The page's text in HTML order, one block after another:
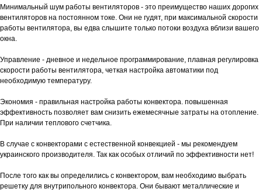
Минимальный шум работы вентиляторов - это преимущество наших дорогих
вентиляторов на постоянном токе. Они не гудят, при максимальной скорости
работы вентилятора, вы едва слышите только потоки воздуха вблизи вашего
окна.
Управление - дневное и недельное программирование, плавная регулировка
скорости работы вентилятора, четкая настройка автоматики под
необходимую температуру.
Экономия - правильная настройка работы конвектора. повышенная
эффективность позволяет вам снизить ежемесячные затраты на отопление.
При наличии теплового счетчика.
В случае с конвекторами с естественной конвекцией - мы рекомендуем
украинского производителя. Так как особых отличий по эффективности нет!
После того как вы определились с конвектором, вам необходимо выбрать
решетку для внутрипольного конвектора. Они бывают металлические и
Отопительные приборы
Отделочные материалы
Мебель
Скачать документацию
Клиентам и партнерам
Доставка и оплата